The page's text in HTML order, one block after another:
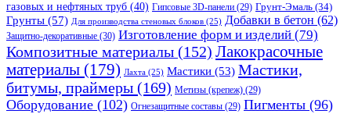
газовых и нефтяных труб (40) Гипсовые 3D-панели (29) Грунт-Эмаль (34)
Грунты (57) Для производства стеновых блоков (25) Добавки в бетон (62)
Защитно-декоративные (30) Изготовление форм и изделий (79)
Композитные материалы (152) Лакокрасочные
материалы (179) Лахта (25) Мастики (53) Мастики,
битумы, праймеры (169) Метизы (крепеж) (29)
Оборудование (102) Огнезащитные составы (29) Пигменты (96)